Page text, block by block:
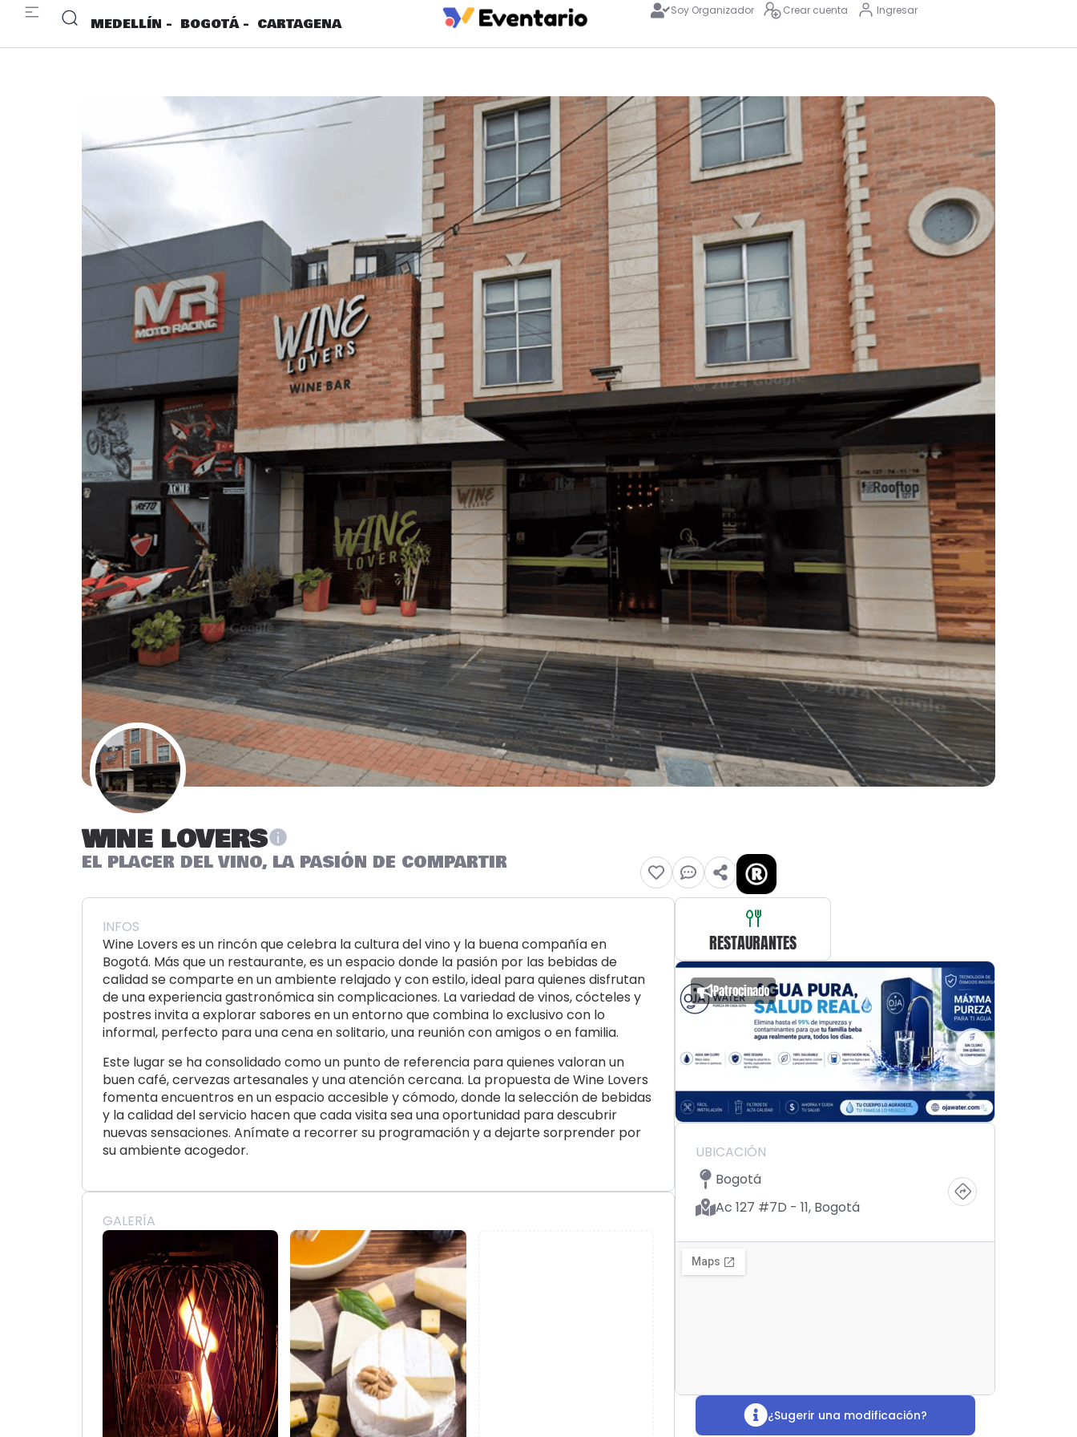
MEDELLÍN - BOGOTÁ - CARTAGENA
Soy Organizador Crear cuenta Ingresar
WINE LOVERS
EL PLACER DEL VINO, LA PASIÓN DE COMPARTIR
INFOS
Wine Lovers es un rincón que celebra la cultura del vino y la buena compañía en
Bogotá. Más que un restaurante, es un espacio donde la pasión por las bebidas de
calidad se comparte en un ambiente relajado y con estilo, ideal para quienes disfrutan
de una experiencia gastronómica sin complicaciones. La variedad de vinos, cócteles y
postres invita a explorar sabores en un entorno que combina lo exclusivo con lo
informal, perfecto para una cena en solitario, una reunión con amigos o en familia.
Este lugar se ha consolidado como un punto de referencia para quienes valoran un
buen café, cervezas artesanales y una atención cercana. La propuesta de Wine Lovers
fomenta encuentros en un espacio accesible y cómodo, donde la selección de bebidas
y la calidad del servicio hacen que cada visita sea una oportunidad para descubrir
nuevas sensaciones. Anímate a recorrer su programación y a dejarte sorprender por
su ambiente acogedor.
GALERÍA
RESTAURANTES
Patrocinado
UBICACIÓN
Bogotá
Ac 127 #7D - 11, Bogotá
¿Sugerir una modificación?